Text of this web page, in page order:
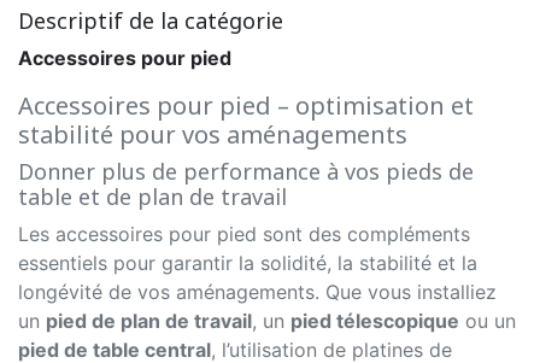
Descriptif de la catégorie
Accessoires pour pied
Accessoires pour pied – optimisation et
stabilité pour vos aménagements
Donner plus de performance à vos pieds de
table et de plan de travail
Les accessoires pour pied sont des compléments
essentiels pour garantir la solidité, la stabilité et la
longévité de vos aménagements. Que vous installiez
un pied de plan de travail, un pied télescopique ou un
pied de table central, l’utilisation de platines de